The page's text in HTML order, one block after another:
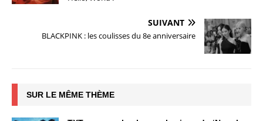
SUIVANT
BLACKPINK : les coulisses du 8e anniversaire
SUR LE MÊME THÈME